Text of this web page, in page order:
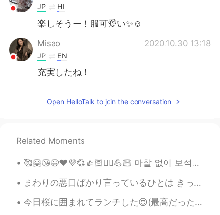
JP HI
楽しそうー！服可愛い✨☺️
Misao 2020.10.30 13:18
JP EN
充実したね！
Open HelloTalk to join the conversation
Related Moments
🥰🤗😘😉❤️💜💞👍🏻✌🏻💪🏻 마찰 없이 보석을 광나게 할 수 없듯 시련 없이 사람을 완전하게 할수 없다. The gem cannot be polished without fri...
まわりの悪口ばかり言っているひとは きっと、まわりからも悪く言われてる。 まわりをバカにしているひとは きっと、まわりからもバカにされてる。 まわりに笑顔をふりまいているひとは きっと、笑顔...
今日桜に囲まれてランチした😍(最高だった) 10分で食べて、20分たくさん桜と自撮り撮ったw そして、今日気づいたのは、私桜🌸が本当に好き😱❤ 滅多に出かけたくない私でも、今日、昼間に会社の近...